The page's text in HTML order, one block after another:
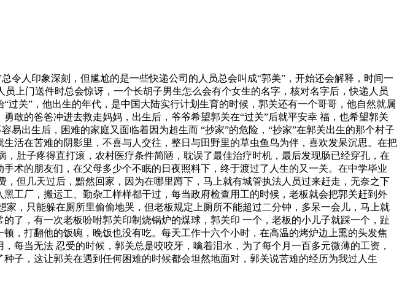
令人印象深刻，但尴尬的是一些快递公司的人员总会叫成“郭美”，开始还会解释，时间一
上门送件时总会惊讶，一个长胡子男生怎么会有个女生的名字，核对名字后，快递人员
关”，他出生的年代，是中国大陆实行计划生育的时候，郭关还有一个哥哥，他自然就属
敢的爸爸冲进去救走妈妈，出生后，爷爷希望郭关在“过关”后就平安幸 福，也希望郭关
易出生后，困难的家庭又面临着因为超生而 “抄家”的危险，“抄家”在郭关出生的那个村子
活在苦难的阴影里，不喜与人交往，整日与田野里的草虫鱼鸟为伴，喜欢发呆沉思。在把
肚子疼得直打滚，农村医疗条件简陋，耽误了最佳治疗时机，最后发现肠已经穿孔，在
术的朋友们，在父母多少个不眠的日夜照料下，终于渡过了人生的又一关。在中学毕业
但几天过后，黯然回家，因为在哪里蹲下，马上就有城管执法人员过来赶走，无奈之下
工厂，搬运工、勤杂工样样都干过，每当政府检查用工的时候，老板就会把郭关赶到外
，只能躲在厕所里偷偷地哭，但老板规定上厕所不能超过二分钟，多呆一会儿，马上就
了，有一次老板吩咐郭关印制烧锅炉的煤球，郭关印 一个，老板的小儿子就踩一个，趾
，打翻他的饭碗，晚饭也没有吃。每天工作十六个小时，在高温的烤炉边上熏的头发焦
每当无法 忍受的时候，郭关总是咬咬牙，噙着泪水，为了每个月一百多元微薄的工资，
子，这让郭关在遇到任何困难的时候都会坦然地面对，郭关说苦难的经历为我过人生